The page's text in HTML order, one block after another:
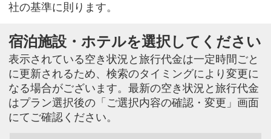
社の基準に則ります。
宿泊施設・ホテルを選択してください
表示されている空き状況と旅行代金は一定時間ごと
に更新されるため、検索のタイミングにより変更に
なる場合がございます。最新の空き状況と旅行代金
はプラン選択後の「ご選択内容の確認・変更」画面
にてご確認ください。